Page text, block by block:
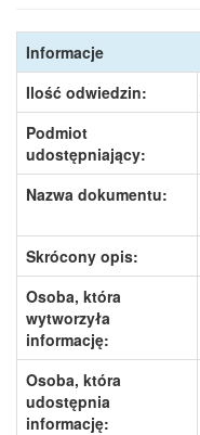
Informacje
Ilość odwiedzin:
Podmiot
udostępniający:
Nazwa dokumentu:
Skrócony opis:
Osoba, która
wytworzyła
informację:
Osoba, która
udostępnia
informację: